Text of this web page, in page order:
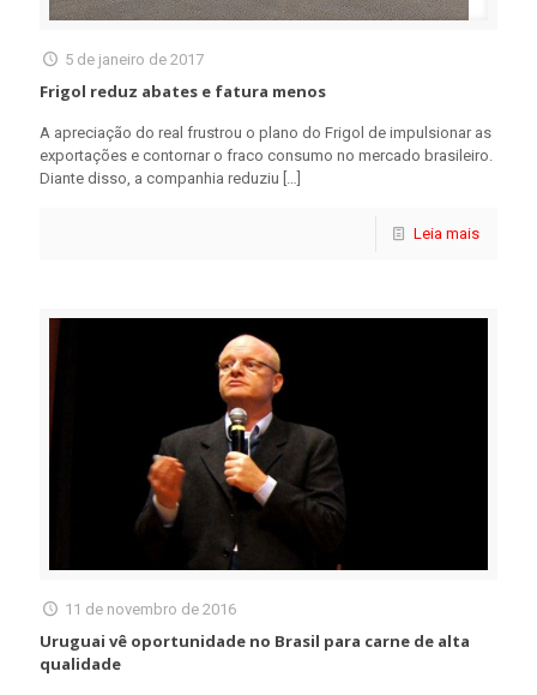
5 de janeiro de 2017
Frigol reduz abates e fatura menos
A apreciação do real frustrou o plano do Frigol de impulsionar as
exportações e contornar o fraco consumo no mercado brasileiro.
Diante disso, a companhia reduziu […]
Leia mais
11 de novembro de 2016
Uruguai vê oportunidade no Brasil para carne de alta
qualidade